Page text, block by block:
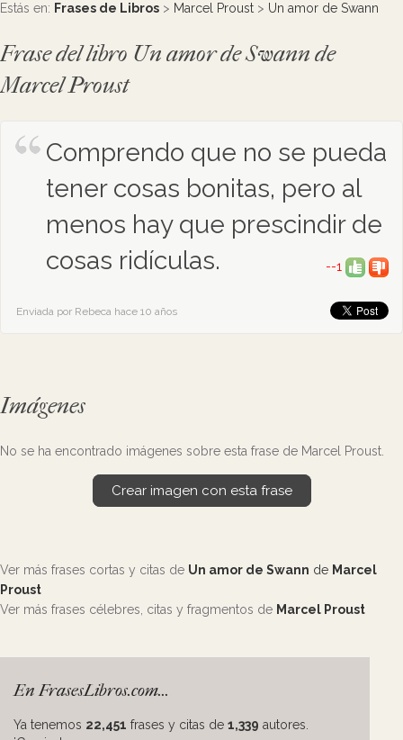
Estás en: Frases de Libros > Marcel Proust > Un amor de Swann
Frase del libro Un amor de Swann de
Marcel Proust
Comprendo que no se pueda
tener cosas bonitas, pero al
menos hay que prescindir de
cosas ridículas.
--1
Enviada por Rebeca hace 10 años
Imágenes
No se ha encontrado imágenes sobre esta frase de Marcel Proust.
Crear imagen con esta frase
Ver más frases cortas y citas de Un amor de Swann de Marcel
Proust
Ver más frases célebres, citas y fragmentos de Marcel Proust
En FrasesLibros.com...
Ya tenemos 22,451 frases y citas de 1,339 autores.